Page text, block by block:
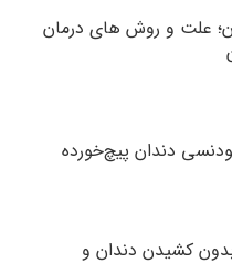
علت و روش های درمان
دندان‌ پیچ‌خورده
کشیدن دندان و